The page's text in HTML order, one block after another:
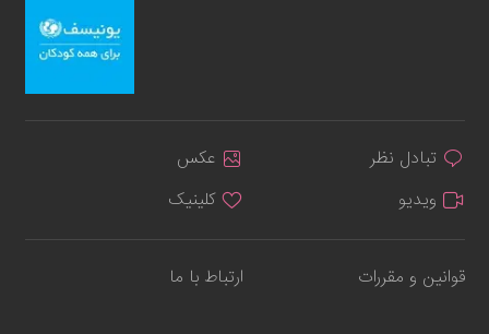
تبادل نظر
عکس
ویدیو
کلینیک
قوانین و مقررات ارتباط با ما